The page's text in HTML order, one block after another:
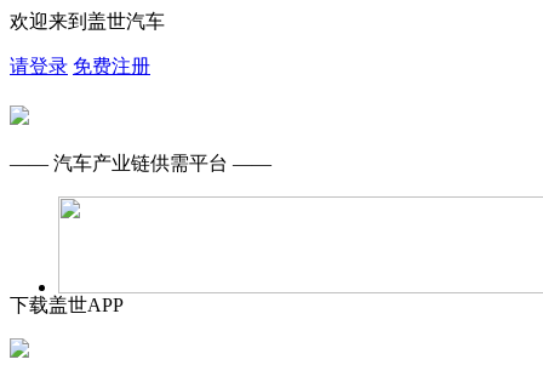
欢迎来到盖世汽车
请登录 免费注册
—— 汽车产业链供需平台 ——
下载盖世APP